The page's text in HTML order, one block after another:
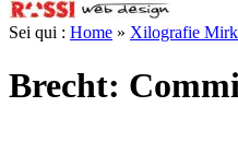
Sei qui : Home » Xilografie
Brecht: